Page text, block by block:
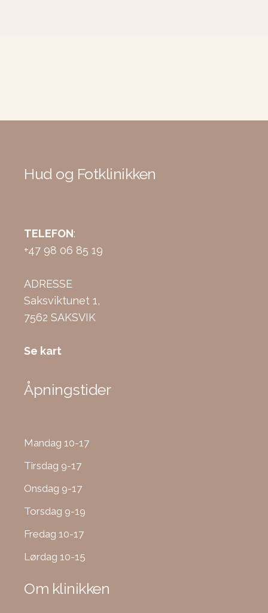
Hud og Fotklinikken
TELEFON:
+47 98 06 85 19
ADRESSE
Saksviktunet 1,
7562 SAKSVIK
Se kart
Åpningstider
Mandag 10-17
Tirsdag 9-17
Onsdag 9-17
Torsdag 9-19
Fredag 10-17
Lørdag 10-15
Om klinikken